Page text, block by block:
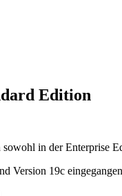
Edition
in der Enterprise
Version 19c